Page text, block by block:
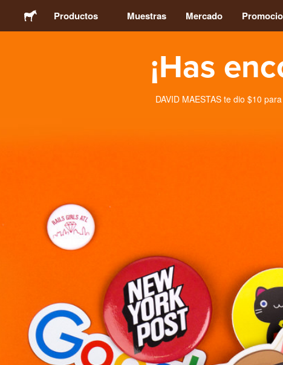
Productos
Packaging
Ropa
Más productos
Muestras
Muestras Mercado
¡Has
DAVID MAESTAS te dio $10